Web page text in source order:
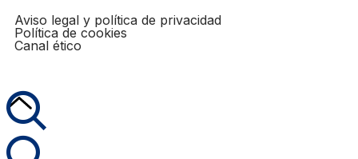
Aviso legal y política de privacidad
Política de cookies
Canal ético